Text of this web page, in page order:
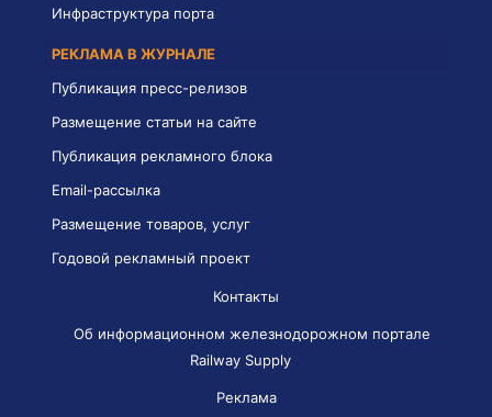
Инфраструктура порта
РЕКЛАМА В ЖУРНАЛЕ
Публикация пресс-релизов
Размещение статьи на сайте
Публикация рекламного блока
Email-рассылка
Размещение товаров, услуг
Годовой рекламный проект
Контакты
Об информационном железнодорожном портале
Railway Supply
Реклама